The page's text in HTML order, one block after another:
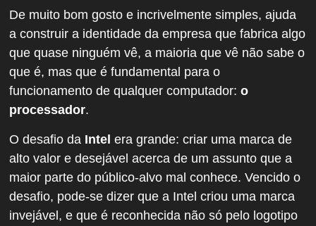
De muito bom gosto e incrivelmente simples, ajuda
a construir a identidade da empresa que fabrica algo
que quase ninguém vê, a maioria que vê não sabe o
que é, mas que é fundamental para o
funcionamento de qualquer computador:o
processador.
O desafio da Intelera grande: criar uma marca de
alto valor e desejável acerca de um assunto que a
maior parte do público-alvo mal conhece. Vencido o
desafio, pode-se dizer que a Intel criou uma marca
invejável, e que é reconhecida não só pelo logotipo